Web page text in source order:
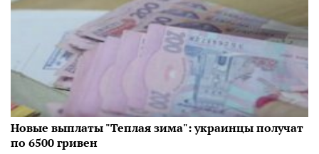
Новые выплаты "Теплая зима": украинцы получат
по 6500 гривен